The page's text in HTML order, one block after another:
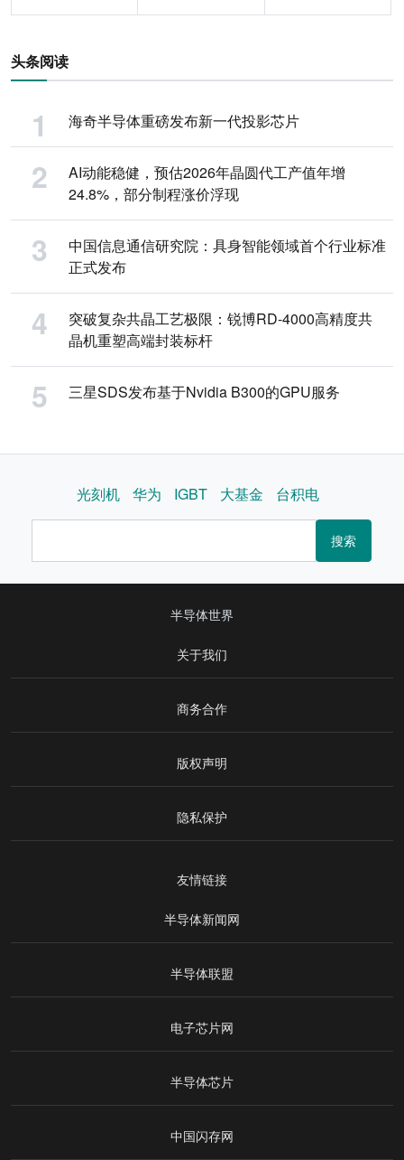
头条阅读
海奇半导体重磅发布新一代投影芯片
AI动能稳健，预估2026年晶圆代工产值年增
24.8%，部分制程涨价浮现
中国信息通信研究院：具身智能领域首个行业标准
正式发布
突破复杂共晶工艺极限：锐博RD-4000高精度共
晶机重塑高端封装标杆
三星SDS发布基于Nvidia B300的GPU服务
光刻机 华为 IGBT 大基金 台积电
搜索
半导体世界
关于我们
商务合作
版权声明
隐私保护
友情链接
半导体新闻网
半导体联盟
电子芯片网
半导体芯片
中国闪存网